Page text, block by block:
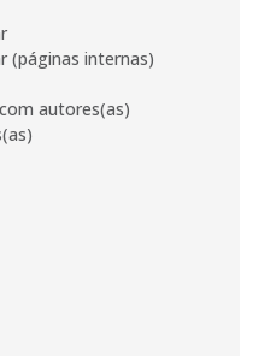
(páginas internas)
autores(as)